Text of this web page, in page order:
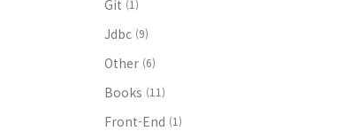
Git (1)
Jdbc (9)
Other (6)
Books (11)
Front-End (1)